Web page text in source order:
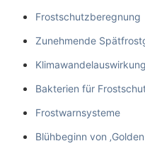
Frostschutzberegnung
Zunehmende
Bakterien für
Frostwarnsysteme
Blühbeginn von